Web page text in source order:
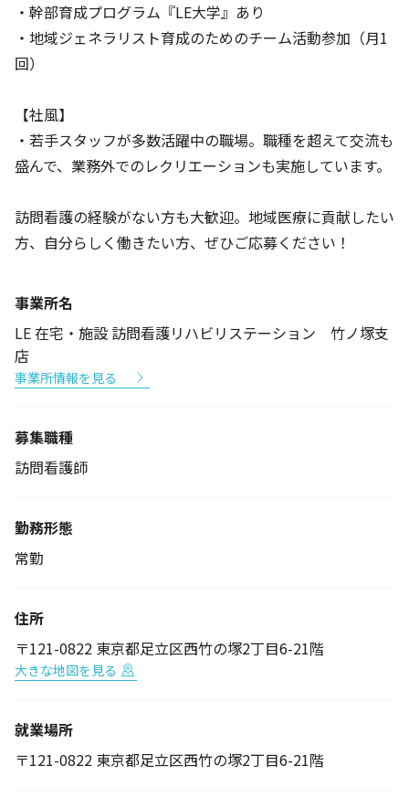
・幹部育成プログラム『LE大学』あり
・地域ジェネラリスト育成のためのチーム活動参加（月1
回）
【社風】
・若手スタッフが多数活躍中の職場。職種を超えて交流も
盛んで、業務外でのレクリエーションも実施しています。
訪問看護の経験がない方も大歓迎。地域医療に貢献したい
方、自分らしく働きたい方、ぜひご応募ください！
事業所名
LE 在宅・施設 訪問看護リハビリステーション 竹ノ塚支
店
事業所情報を見る
募集職種
訪問看護師
勤務形態
常勤
住所
〒121-0822 東京都足立区西竹の塚2丁目6-21階
大きな地図を見る
就業場所
〒121-0822 東京都足立区西竹の塚2丁目6-21階